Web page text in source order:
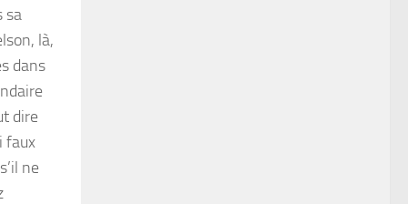
sa
là,
dans
dire
faux
ne